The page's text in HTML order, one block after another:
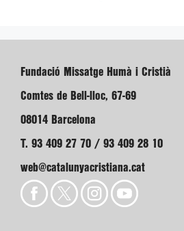
Fundació Missatge Humà i Cristià
Comtes de Bell-lloc, 67-69
08014 Barcelona
T. 93 409 27 70 / 93 409 28 10
web@catalunyacristiana.cat